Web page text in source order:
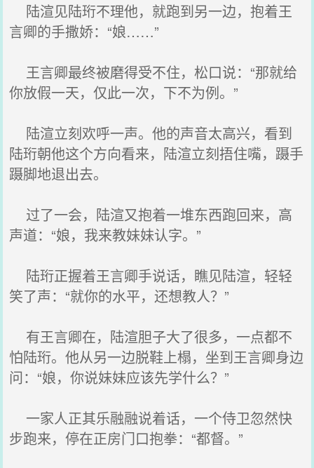
陆渲见陆珩不理他，就跑到另一边，抱着王
言卿的手撒娇：“娘……”
王言卿最终被磨得受不住，松口说：“那就给
你放假一天，仅此一次，下不为例。”
陆渲立刻欢呼一声。他的声音太高兴，看到
陆珩朝他这个方向看来，陆渲立刻捂住嘴，蹑手
蹑脚地退出去。
过了一会，陆渲又抱着一堆东西跑回来，高
声道：“娘，我来教妹妹认字。”
陆珩正握着王言卿手说话，瞧见陆渲，轻轻
笑了声：“就你的水平，还想教人？”
有王言卿在，陆渲胆子大了很多，一点都不
怕陆珩。他从另一边脱鞋上榻，坐到王言卿身边
问：“娘，你说妹妹应该先学什么？”
一家人正其乐融融说着话，一个侍卫忽然快
步跑来，停在正房门口抱拳：“都督。”